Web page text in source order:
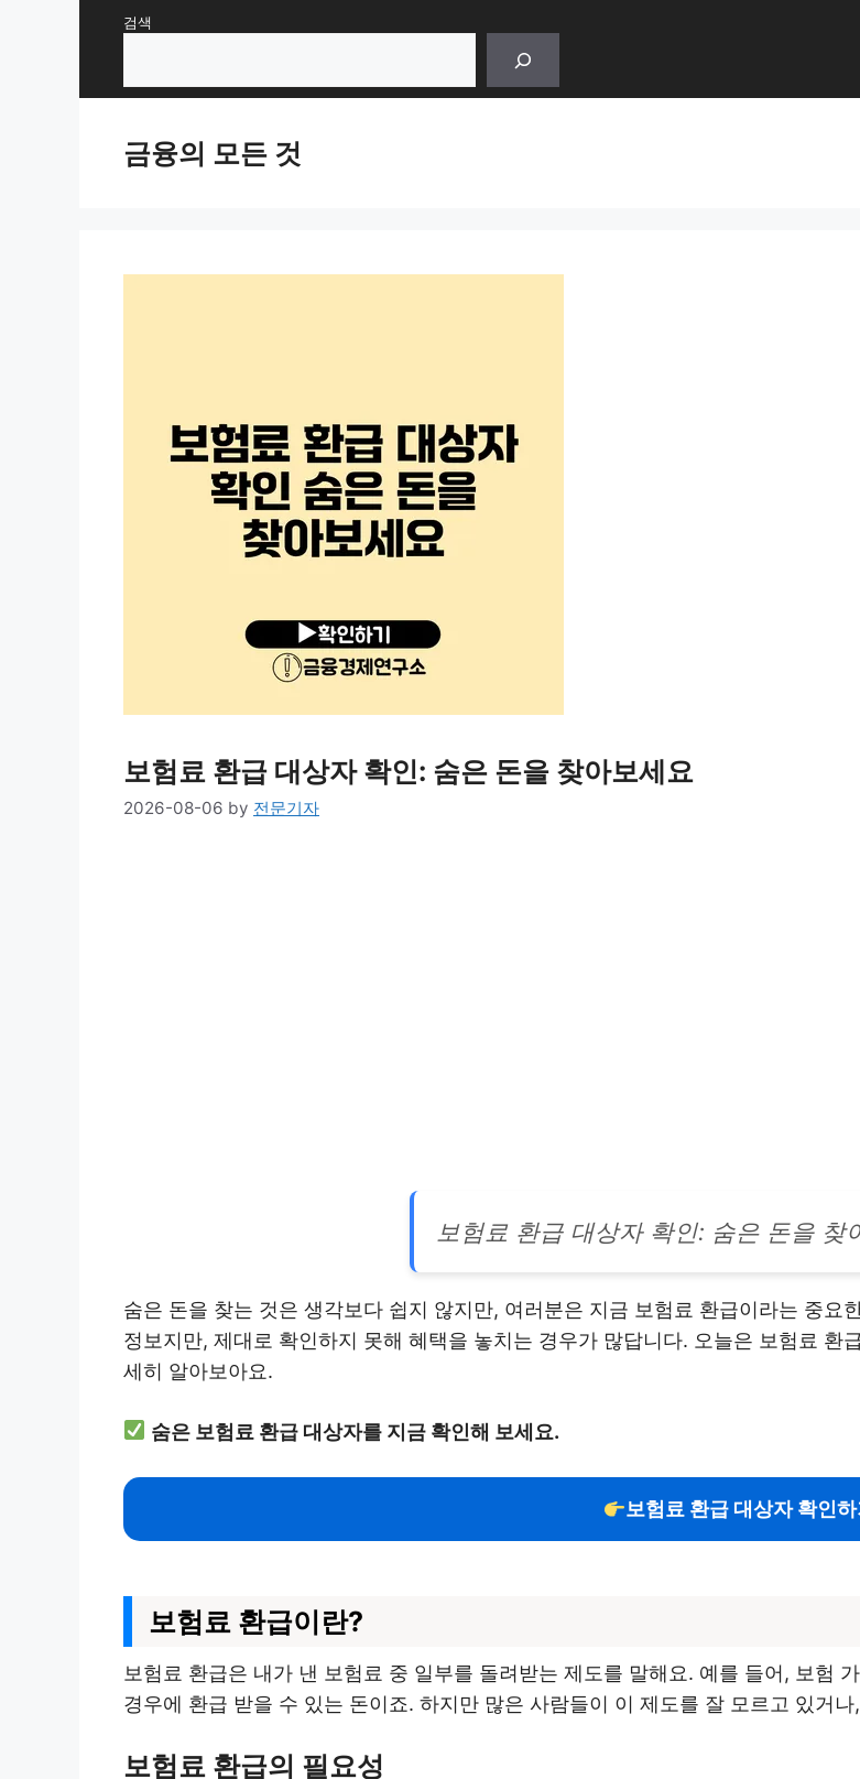
검색
금융의 모든 것
보험료 환급 대상자 확인: 숨은 돈을 찾아보세요
2026-08-06 by 전문기자
보험료 환급 대상자 확인: 숨은 돈을 찾
숨은 돈을 찾는 것은 생각보다 쉽지 않지만, 여러분은 지금 보험료 환급이라는 중요
정보지만, 제대로 확인하지 못해 혜택을 놓치는 경우가 많답니다. 오늘은 보험료
세히 알아보아요.
숨은 보험료 환급 대상자를 지금 확인해 보세요.
보험료 환급 대상자 확인하
보험료 환급이란?
보험료 환급은 내가 낸 보험료 중 일부를 돌려받는 제도를 말해요. 예를 들어, 보험
경우에 환급 받을 수 있는 돈이죠. 하지만 많은 사람들이 이 제도를 잘 모르고 있거
보험료 환급의 필요성